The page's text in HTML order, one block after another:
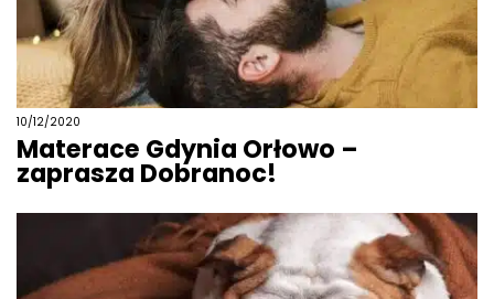
10/12/2020
Materace Gdynia Orłowo –
zaprasza Dobranoc!